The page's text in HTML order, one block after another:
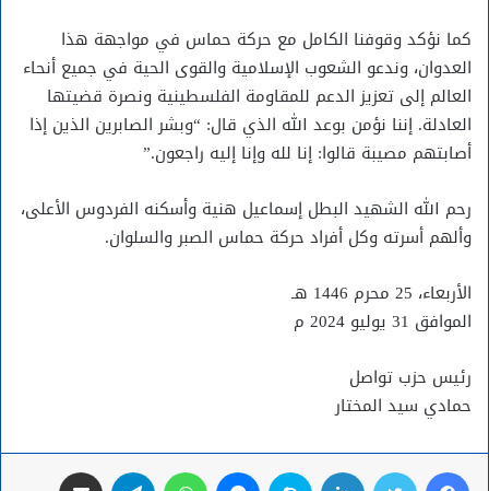
كما نؤكد وقوفنا الكامل مع حركة حماس في مواجهة هذا
العدوان، وندعو الشعوب الإسلامية والقوى الحية في جميع أنحاء
العالم إلى تعزيز الدعم للمقاومة الفلسطينية ونصرة قضيتها
العادلة. إننا نؤمن بوعد الله الذي قال: “وبشر الصابرين الذين إذا
أصابتهم مصيبة قالوا: إنا لله وإنا إليه راجعون.”
رحم الله الشهيد البطل إسماعيل هنية وأسكنه الفردوس الأعلى،
وألهم أسرته وكل أفراد حركة حماس الصبر والسلوان.
الأربعاء، 25 محرم 1446 هـ
الموافق 31 يوليو 2024 م
رئيس حزب تواصل
حمادي سيد المختار
فيسبوك تويتر لينكدإن سكايب ماسنجر واتساب تيلقرام